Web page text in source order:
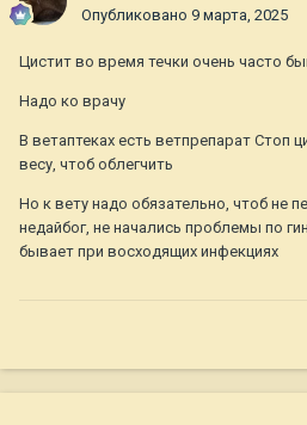
Опубликовано 9 марта, 2025
Цистит во время течки очень часто
Надо ко врачу
В ветаптеках есть ветпрепарат Стоп
весу, чтоб облегчить
Но к вету надо обязательно, чтоб не
недайбог, не начались проблемы по
бывает при восходящих инфекциях